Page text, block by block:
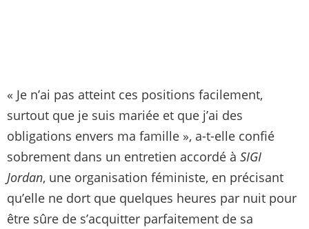
« Je n’ai pas atteint ces positions facilement,
surtout que je suis mariée et que j’ai des
obligations envers ma famille », a-t-elle confié
sobrement dans un entretien accordé à SIGI
Jordan, une organisation féministe, en précisant
qu’elle ne dort que quelques heures par nuit pour
être sûre de s’acquitter parfaitement de sa